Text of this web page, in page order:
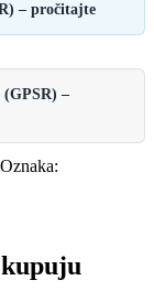
– pročitajte
–
Oznaka: